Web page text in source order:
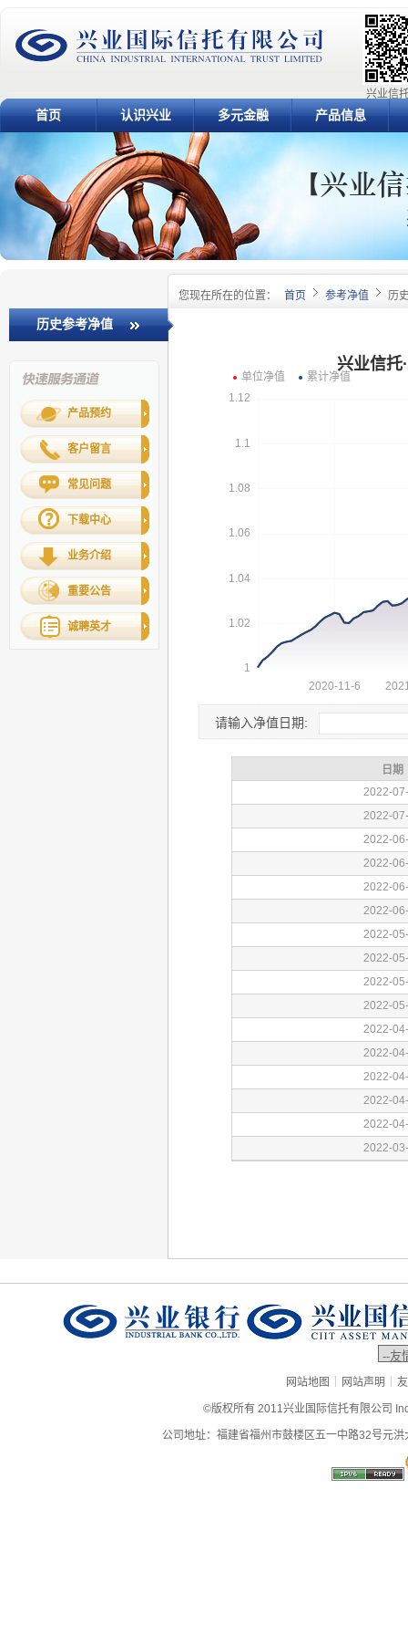
兴业信
首页 认识兴业 多元金融 产品信息
您现在所在的位置： 首页 参考净值 历
历史参考净值
产品预约
客户留言
常见问题
下载中心
业务介绍
重要公告
诚聘英才
请输入净值日期:
网站地图 | 网站声明 |
©版权所有 2011兴业国际信托有限公司
公司地址：福建省福州市鼓楼区五一中路32号元